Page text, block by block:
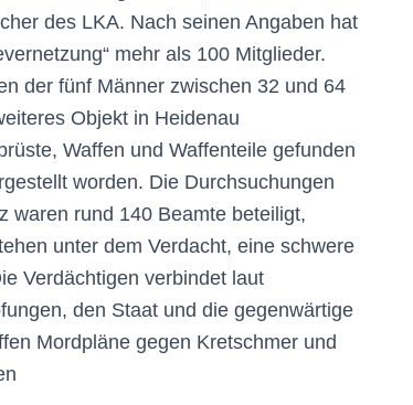
des LKA. Nach seinen Angaben hat
mehr als 100 Mitglieder.
der fünf Männer zwischen 32 und 64
Objekt in Heidenau
Waffen und Waffenteile gefunden
worden. Die Durchsuchungen
waren rund 140 Beamte beteiligt,
unter dem Verdacht, eine schwere
Verdächtigen verbindet laut
den Staat und die gegenwärtige
Mordpläne gegen Kretschmer und